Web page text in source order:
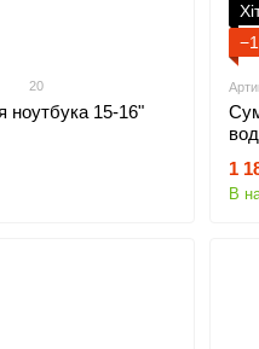
20
ноутбука 15-16"
1
В